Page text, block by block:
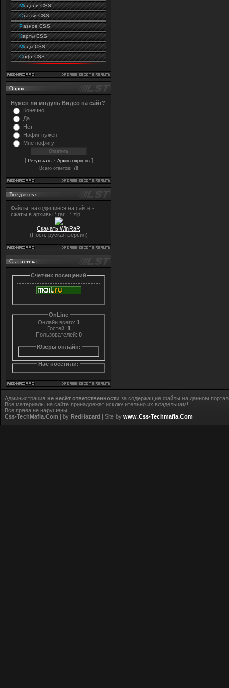
Модели CSS
Статьи CSS
Разное CSS
Карты CSS
Моды CSS
Софт CSS
Опрос
Нужен ли модуль Видео на сайт?
Конечно
Да
Нет
Нафиг нужен
Мне пофигу!
[ Результаты· Архив опросов]
Всего ответов: 78
Все для cs:s
Файлы, находящиеся на сайте -
сжаты в архивы *.rar | *.zip
Скачать WinRaR
(Посл. руская версия)
Статистика
Счетчик посещений
OnLine
Онлайн всего: 1
Гостей: 1
Пользователей: 0
Юзеры онлайн:
Нас посетили:
Администрация не несёт ответственности за содержащие файлы на данном
Все материалы на сайте принадлежат исключительно их владельцам!
Все права не нарушены.
Css-TechMafia.Com | by RedHazard | Site by www.Css-Techmafia.Com